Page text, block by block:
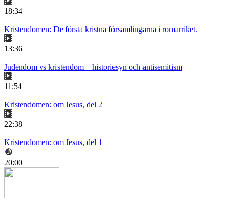
18:34
Kristendomen: De första kristna församlingarna i romarriket.
13:36
Judendom vs kristendom – historiesyn och antisemitism
11:54
Kristendomen: om Jesus, del 2
22:38
Kristendomen: om Jesus, del 1
20:00